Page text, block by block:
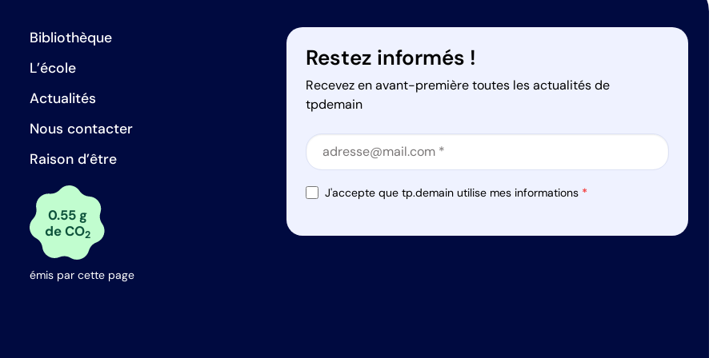
Bibliothèque
L’école
Actualités
Nous contacter
Raison d’être
0.55 g
de CO2
émis par cette page
Restez informés !
Recevez en avant-première toutes les actualités de
tpdemain
Section
Section
J'accepte que tp.demain utilise mes informations *